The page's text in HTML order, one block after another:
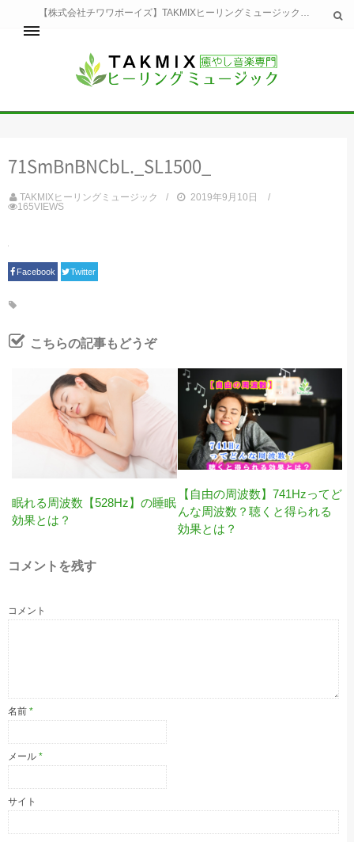
【株式会社チワワボーイズ】TAKMIXヒーリングミュージックへようこそ。TAKMIXヒーリングミュージックは貴方に特別な癒やしの時間をご提供致します。
ホーム
睡眠
美容
71SmBnBNCbL._SL1500_
TAKMIXヒーリングミュージック
2019年9月10日
165VIEWS
Facebook Twitter
こちらの記事もどうぞ
眠れる周波数【528Hz】の睡眠
効果とは？
【自由の周波数】741Hzってど
んな周波数？聴くと得られる
効果とは？
コメントを残す
コメント
名前 *
メール *
サイト